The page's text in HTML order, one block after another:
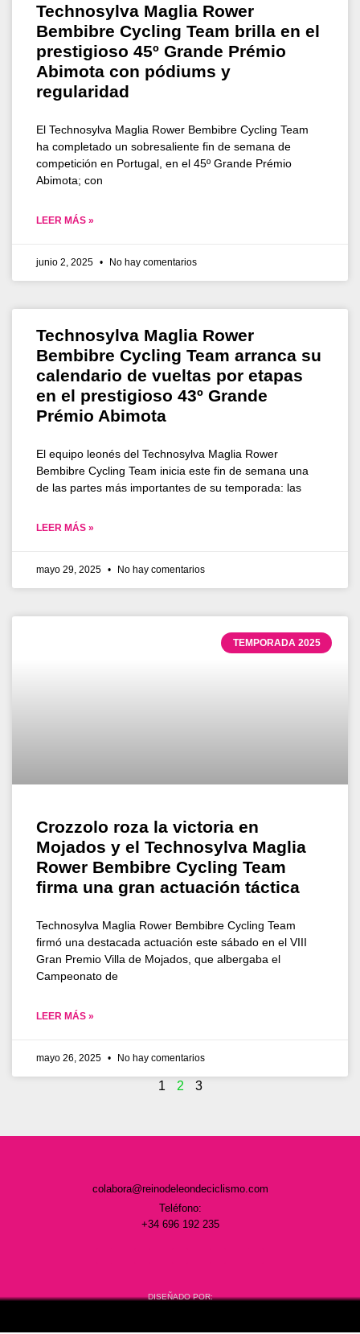
Technosylva Maglia Rower
Bembibre Cycling Team brilla en el
prestigioso 45º Grande Prémio
Abimota con pódiums y
regularidad
El Technosylva Maglia Rower Bembibre Cycling Team
ha completado un sobresaliente fin de semana de
competición en Portugal, en el 45º Grande Prémio
Abimota; con
LEER MÁS »
junio 2, 2025 No hay comentarios
Technosylva Maglia Rower
Bembibre Cycling Team arranca su
calendario de vueltas por etapas
en el prestigioso 43º Grande
Prémio Abimota
El equipo leonés del Technosylva Maglia Rower
Bembibre Cycling Team inicia este fin de semana una
de las partes más importantes de su temporada: las
LEER MÁS »
mayo 29, 2025 No hay comentarios
TEMPORADA 2025
Crozzolo roza la victoria en
Mojados y el Technosylva Maglia
Rower Bembibre Cycling Team
firma una gran actuación táctica
Technosylva Maglia Rower Bembibre Cycling Team
firmó una destacada actuación este sábado en el VIII
Gran Premio Villa de Mojados, que albergaba el
Campeonato de
LEER MÁS »
mayo 26, 2025 No hay comentarios
1 2 3
colabora@reinodeleondeciclismo.com
Teléfono:
+34 696 192 235
DISEÑADO POR: